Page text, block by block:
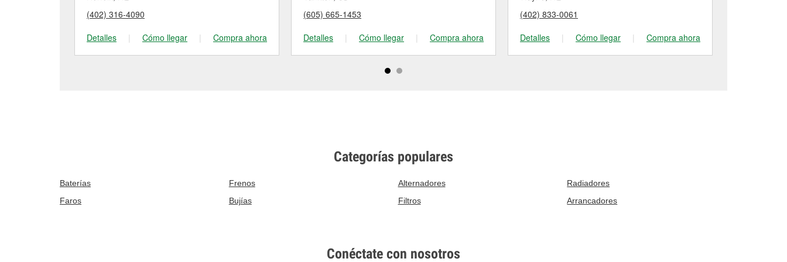
(402) 316-4090
Detalles
| Cómo llegar | Compra ahora
(605) 665-1453
Detalles
| Cómo llegar | Compra ahora
(402) 833-0061
Detalles
| Cómo llegar | Compra ahora
Categorías populares
Baterías Frenos Alternadores
Radiadores
Faros
Bujías Filtros Arrancadores
Conéctate con nosotros